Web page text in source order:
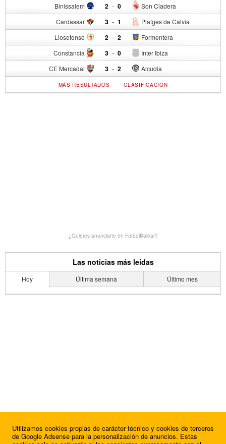
Binissalem 2 - Son Cladera
0
Cardassar 3 - Platges de Calvia
1
Llosetense 2 - Formentera
2
Constancia 3 - Inter Ibiza
0
CE Mercadal 3 - Alcudia
2
MÁS RESULTADOS -CLASIFICACIÓN
¿Quieres anunciarte en FutbolBalear?
Las noticias más leídas
Hoy Última semana Último mes
Utilizamos cookies propias de carácter técnico y cookies de terceros
de Google Adsense para la personalización de anuncios. Estas